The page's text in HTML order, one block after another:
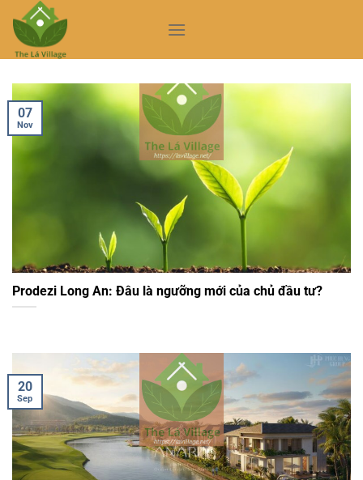
content
Prodezi Long An: Đâu là ngưỡng mới của chủ đầu tư?
07
Nov
20
Sep